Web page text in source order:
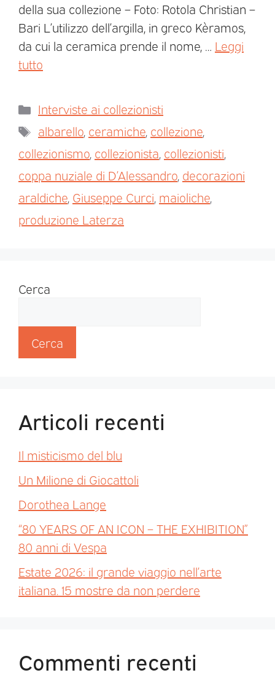
della sua collezione – Foto: Rotola Christian –
Bari L’utilizzo dell’argilla, in greco Kèramos,
da cui la ceramica prende il nome, … Leggi
tutto
Interviste ai collezionisti
albarello ceramiche collezione
collezionismo collezionista collezionisti
coppa nuziale di D’Alessandro decorazioni
araldiche Giuseppe Curci maioliche
produzione Laterza
Cerca
Cerca
Articoli recenti
Il misticismo del blu
Un Milione di Giocattoli
Dorothea Lange
“80 YEARS OF AN ICON – THE EXHIBITION”
80 anni di Vespa
Estate 2026: il grande viaggio nell’arte
italiana. 15 mostre da non perdere
Commenti recenti